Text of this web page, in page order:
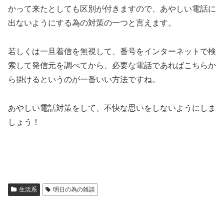
かって来たとしても区別が付きますので、あやしい電話に
出ないようにする為の対策の一つと言えます。
若しくは一旦着信を無視して、番号をインターネットで検
索して発信元を調べてから、必要な電話であればこちらか
ら掛けるというのが一番いい方法ですね。
あやしい電話対策をして、不快な思いをしないようにしま
しょう！
生活系 明日の為の雑談